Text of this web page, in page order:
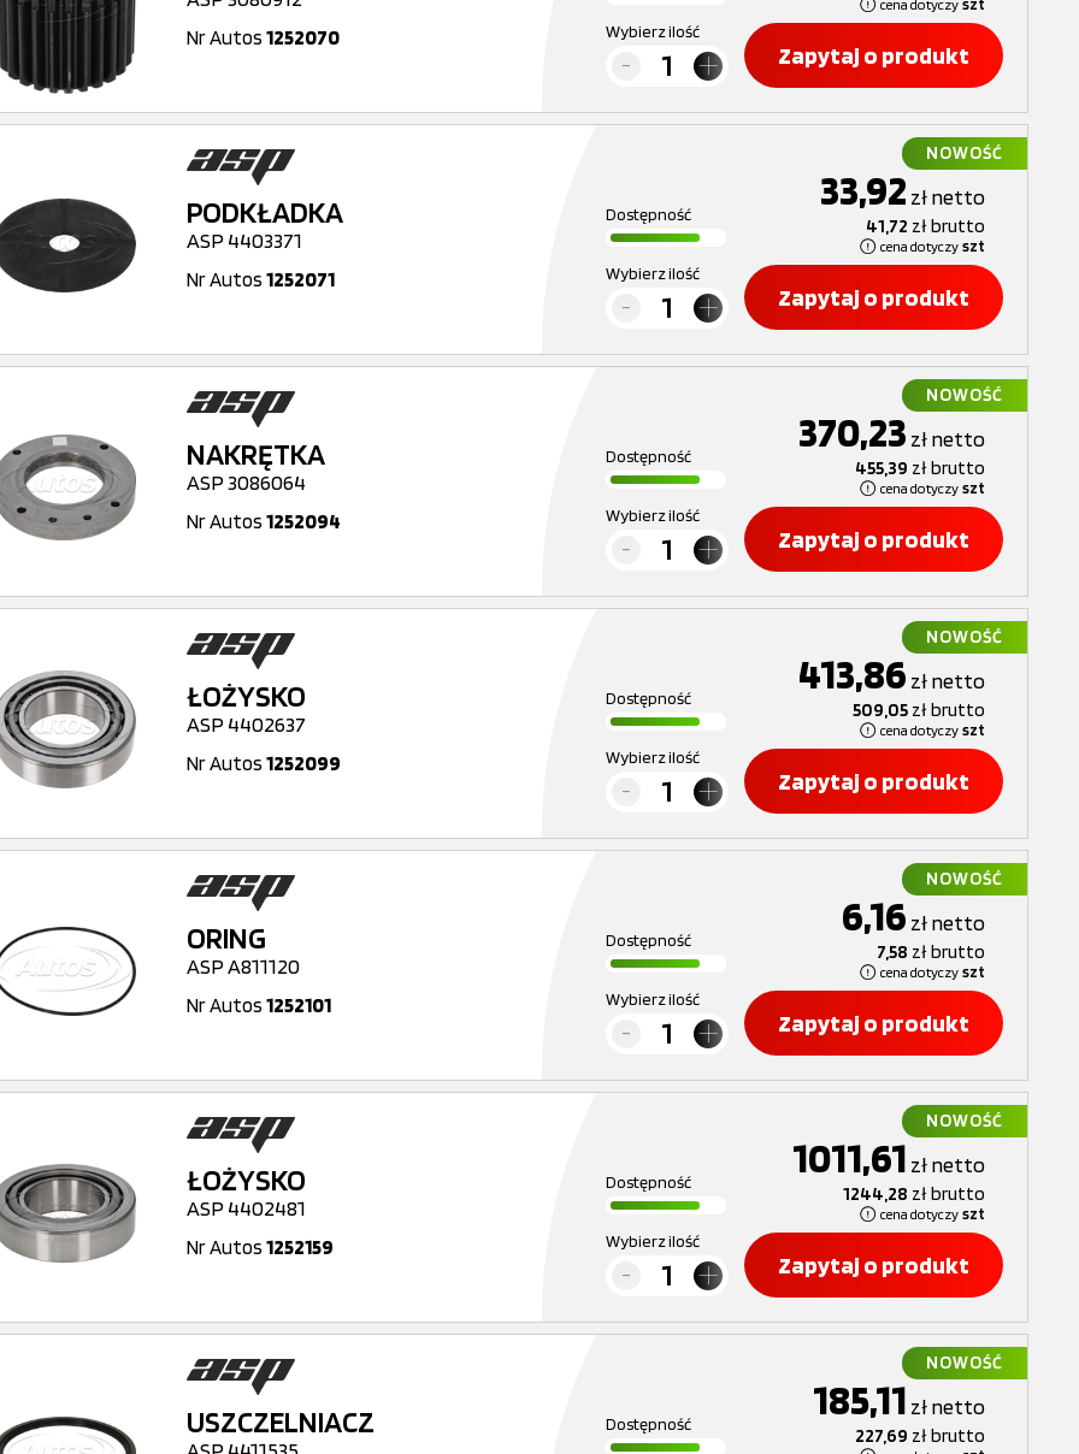
Nr Autos 1252070
cena dotyczy szt
Wybierz ilość
Zapytaj o produkt
NOWOŚĆ
PODKŁADKA
ASP 4403371
Nr Autos 1252071
Dostępność 33,92 złnetto
41,72 złbrutto
cena dotyczy szt
Wybierz ilość
Zapytaj o produkt
NOWOŚĆ
NAKRĘTKA
ASP 3086064
Nr Autos 1252094
Dostępność 370,23 złnetto
455,39 złbrutto
cena dotyczy szt
Wybierz ilość
Zapytaj o produkt
NOWOŚĆ
ŁOŻYSKO
ASP 4402637
Nr Autos 1252099
Dostępność 413,86 złnetto
509,05 złbrutto
cena dotyczy szt
Wybierz ilość
Zapytaj o produkt
NOWOŚĆ
ORING
ASP A811120
Nr Autos 1252101
Dostępność 6,16 złnetto
7,58 złbrutto
cena dotyczy szt
Wybierz ilość
Zapytaj o produkt
NOWOŚĆ
ŁOŻYSKO
ASP 4402481
Nr Autos 1252159
Dostępność 1011,61 złnetto
1244,28 złbrutto
cena dotyczy szt
Wybierz ilość
Zapytaj o produkt
NOWOŚĆ
USZCZELNIACZ Dostępność 185,11 złnetto
227,69 złbrutto